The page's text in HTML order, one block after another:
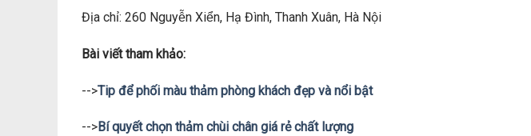
Địa chỉ: 260 Nguyễn Xiển, Hạ Đình, Thanh Xuân, Hà Nội
Bài viết tham khảo:
-->Tip để phối màu thảm phòng khách đẹp và nổi bật
-->Bí quyết chọn thảm chùi chân giá rẻ chất lượng